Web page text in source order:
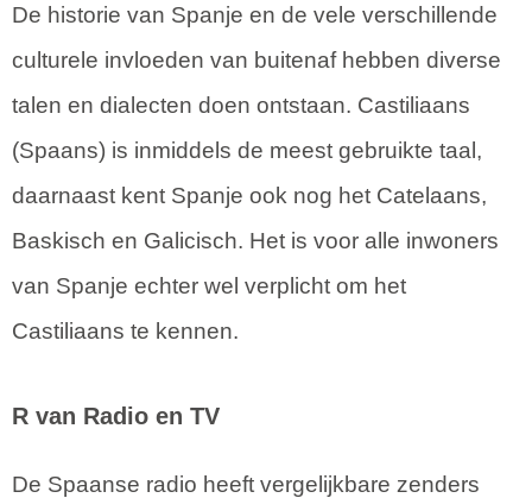
De historie van Spanje en de vele verschillende
culturele invloeden van buitenaf hebben diverse
talen en dialecten doen ontstaan. Castiliaans
(Spaans) is inmiddels de meest gebruikte taal,
daarnaast kent Spanje ook nog het Catelaans,
Baskisch en Galicisch. Het is voor alle inwoners
van Spanje echter wel verplicht om het
Castiliaans te kennen.
R van Radio en TV
De Spaanse radio heeft vergelijkbare zenders